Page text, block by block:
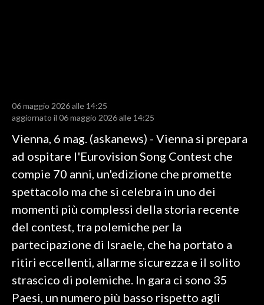
RISULTATI E CLASSIFICHE
CALCIO REGIONALE
BASKET
VOLLEY
MOTORI
TENNIS
ALTRI SPORT
CULTURA
06 maggio 2026 alle 14:25
aggiornato il 06 maggio 2026 alle 14:25
Vienna, 6 mag. (askanews) - Vienna si prepara
ad ospitare l'Eurovision Song Contest che
compie 70 anni, un'edizione che promette
spettacolo ma che si celebra in uno dei
momenti più complessi della storia recente
del contest, tra polemiche per la
partecipazione di Israele, che ha portato a
ritiri eccellenti, allarme sicurezza e il solito
strascico di polemiche. In gara ci sono 35
Paesi, un numero più basso rispetto agli